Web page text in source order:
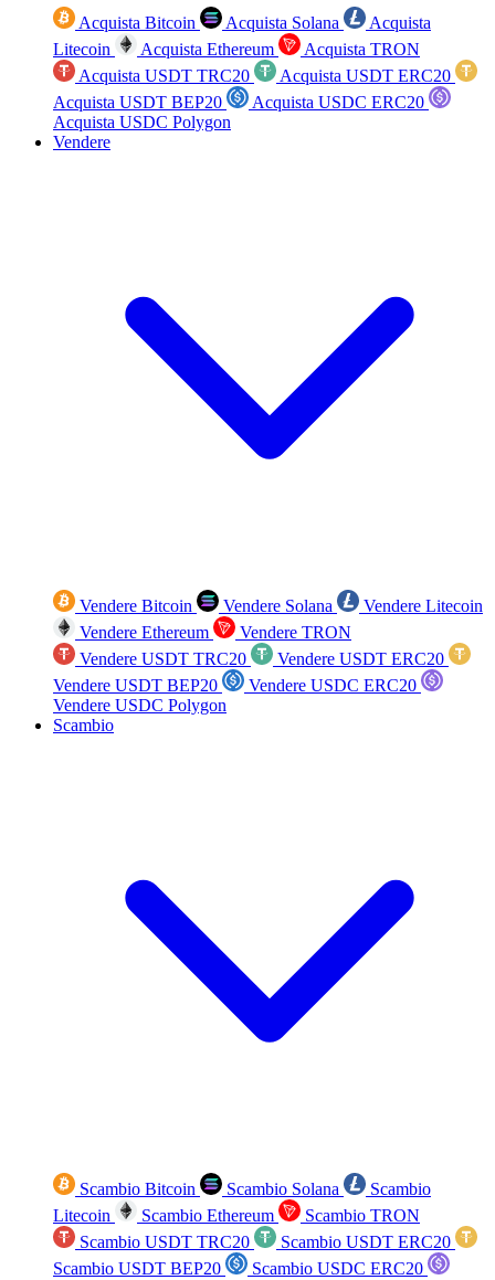
Acquista Bitcoin Acquista Solana
Acquista
Litecoin
Acquista Ethereum
Acquista TRON
Acquista USDT TRC20
Acquista USDT ERC20
Acquista USDT BEP20
Acquista USDC ERC20
Acquista USDC Polygon
Vendere
Vendere Bitcoin Vendere Solana
Vendere Litecoin
Vendere Ethereum
Vendere TRON
Vendere USDT TRC20
Vendere USDT ERC20
Vendere USDT BEP20
Vendere USDC ERC20
Vendere USDC Polygon
Scambio
Scambio Bitcoin Scambio Solana
Scambio
Litecoin
Scambio Ethereum
Scambio TRON
Scambio USDT TRC20
Scambio USDT ERC20
Scambio USDT BEP20
Scambio USDC ERC20